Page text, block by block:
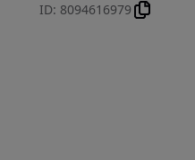
ID: 8094616979